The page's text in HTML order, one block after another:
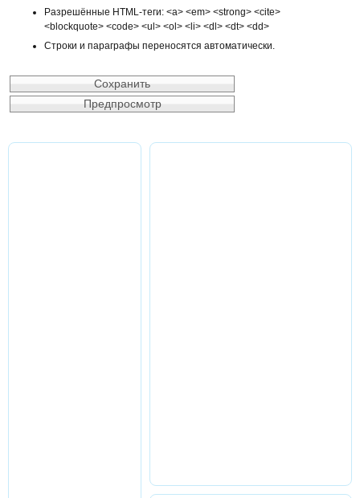
Разрешённые HTML-теги: <a> <em> <strong> <cite>
<blockquote> <code> <ul> <ol> <li> <dl> <dt> <dd>
Строки и параграфы переносятся автоматически.